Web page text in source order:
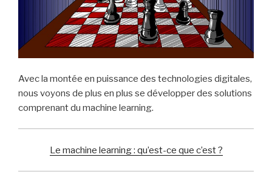
Avec la montée en puissance des technologies digitales,
nous voyons de plus en plus se développer des solutions
comprenant du machine learning.
Le machine learning : qu’est-ce que c’est ?